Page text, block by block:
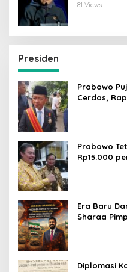
Dunia Digital
81 Views
Presiden
Prabowo
Cerdas,
Prabowo
Rp15.000
Era Baru
Sharaa
Diplomasi